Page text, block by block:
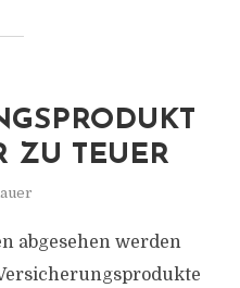
ZU TEUER
abgesehen werden